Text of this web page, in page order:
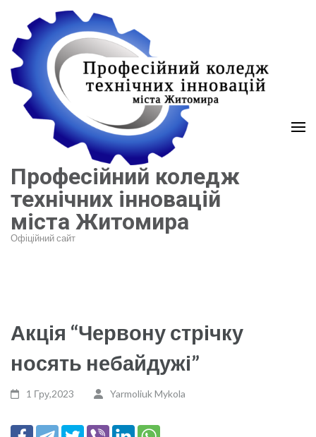
вмісту
(натисніть
Enter)
Професійний коледж
технічних інновацій
міста Житомира
Офіційний сайт
Акція “Червону стрічку
носять небайдужі”
1 Гру,2023 Yarmoliuk Mykola